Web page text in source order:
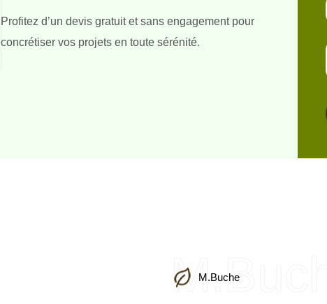
Profitez d’un devis gratuit et sans engagement pour
concrétiser vos projets en toute sérénité.
M.Buche